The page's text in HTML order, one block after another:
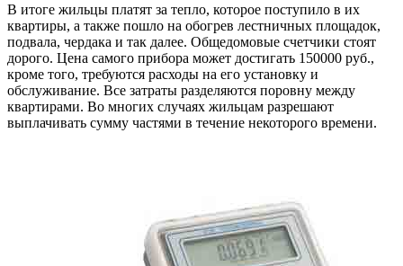
В итоге жильцы платят за тепло, которое поступило в их
квартиры, а также пошло на обогрев лестничных площадок,
подвала, чердака и так далее. Общедомовые счетчики стоят
дорого. Цена самого прибора может достигать 150000 руб.,
кроме того, требуются расходы на его установку и
обслуживание. Все затраты разделяются поровну между
квартирами. Во многих случаях жильцам разрешают
выплачивать сумму частями в течение некоторого времени.